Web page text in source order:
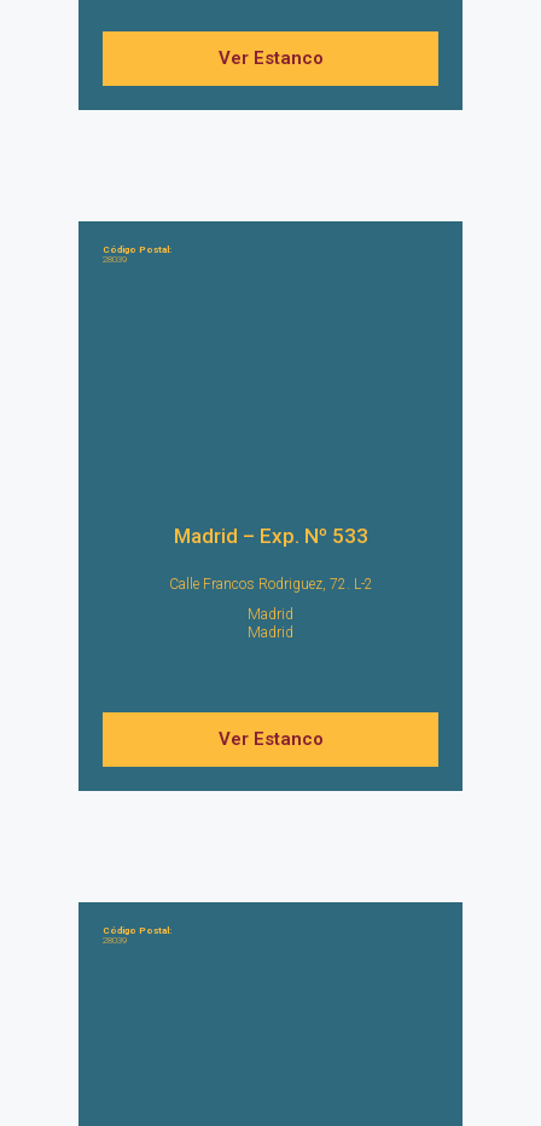
Ver Estanco
Código Postal:
28039
Madrid – Exp. Nº 533
Calle Francos Rodriguez, 72. L-2
Madrid
Madrid
Ver Estanco
Código Postal:
28039